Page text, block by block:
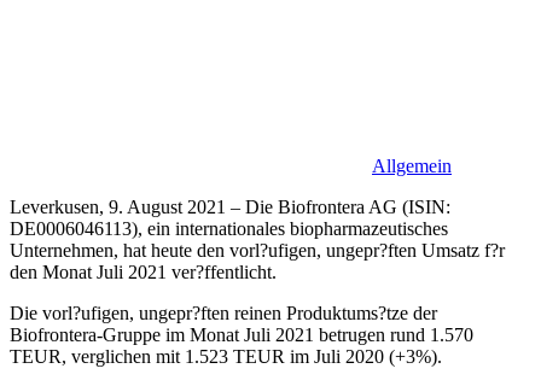
Allgemein
Leverkusen, 9. August 2021 – Die Biofrontera AG (ISIN:
DE0006046113), ein internationales biopharmazeutisches
Unternehmen, hat heute den vorl?ufigen, ungepr?ften Umsatz f?r
den Monat Juli 2021 ver?ffentlicht.
Die vorl?ufigen, ungepr?ften reinen Produktums?tze der
Biofrontera-Gruppe im Monat Juli 2021 betrugen rund 1.570
TEUR, verglichen mit 1.523 TEUR im Juli 2020 (+3%).